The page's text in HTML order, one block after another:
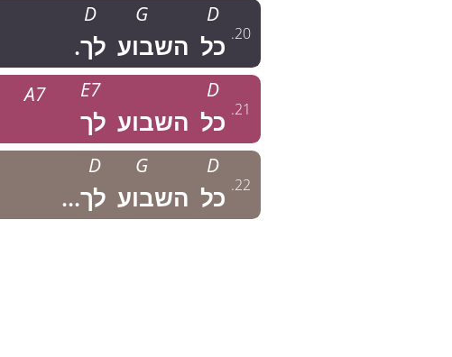
20
.
D
כל
G
השבוע
D
לך.
21
.
D
כל השבוע
E7
לך
A7
22
.
D
כל
G
השבוע
D
לך...